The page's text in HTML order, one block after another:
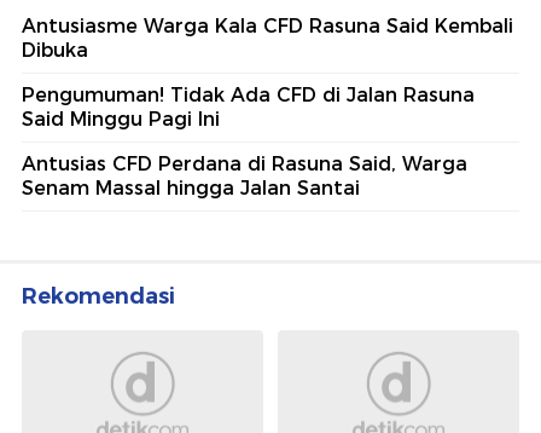
Antusiasme Warga Kala CFD Rasuna Said Kembali
Dibuka
Pengumuman! Tidak Ada CFD di Jalan Rasuna
Said Minggu Pagi Ini
Antusias CFD Perdana di Rasuna Said, Warga
Senam Massal hingga Jalan Santai
Rekomendasi